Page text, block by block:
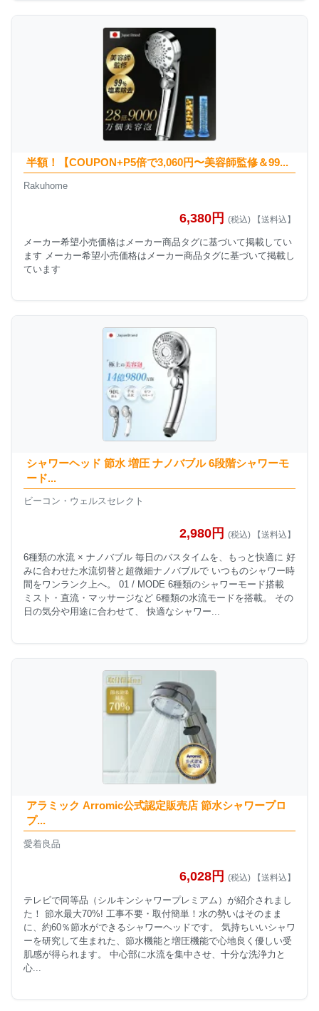
半額！【COUPON+P5倍で3,060円〜美容師監修＆99...
Rakuhome
6,380円 (税込) 【送料込】
メーカー希望小売価格はメーカー商品タグに基づいて掲載してい
ます メーカー希望小売価格はメーカー商品タグに基づいて掲載し
ています
シャワーヘッド 節水 増圧 ナノバブル 6段階シャワーモ
ード...
ビーコン・ウェルスセレクト
2,980円 (税込) 【送料込】
6種類の水流 × ナノバブル 毎日のバスタイムを、もっと快適に 好
みに合わせた水流切替と超微細ナノバブルで いつものシャワー時
間をワンランク上へ。 01 / MODE 6種類のシャワーモード搭載
ミスト・直流・マッサージなど 6種類の水流モードを搭載。 その
日の気分や用途に合わせて、 快適なシャワー...
アラミック Arromic公式認定販売店 節水シャワープロ
プ...
愛着良品
6,028円 (税込) 【送料込】
テレビで同等品（シルキンシャワープレミアム）が紹介されまし
た！ 節水最大70%! 工事不要・取付簡単！水の勢いはそのまま
に、約60％節水ができるシャワーヘッドです。 気持ちいいシャワ
ーを研究して生まれた、節水機能と増圧機能で心地良く優しい受
肌感が得られます。 中心部に水流を集中させ、十分な洗浄力と
心...